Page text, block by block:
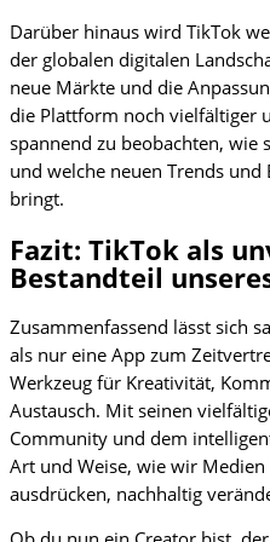
Darüber hinaus wird TikTok
der globalen digitalen
neue Märkte und die
die Plattform noch vielfältiger
spannend zu beobachten, wie
und welche neuen Trends
bringt.
Fazit: TikTok als
Bestandteil
Zusammenfassend lässt sich
als nur eine App zum
Werkzeug für Kreativität,
Austausch. Mit seinen
Community und dem
Art und Weise, wie wir
ausdrücken, nachhaltig